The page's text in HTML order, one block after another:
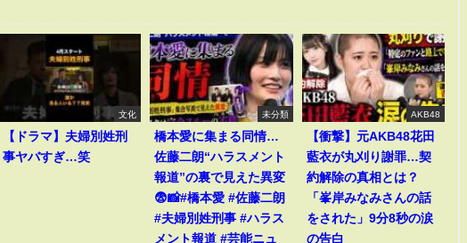
文化
【ドラマ】夫婦別姓刑
事ヤバすぎ…笑
未分類
橋本愛に集まる同情…
佐藤二朗“ハラスメント
報道”の裏で見えた異変
😨📸#橋本愛 #佐藤二朗
#夫婦別姓刑事 #ハラス
メント報道 #芸能ニュ
AKB48
【衝撃】元AKB48花田
藍衣が丸刈り謝罪…契
約解除の真相とは？
「峯岸みなみさんの話
をされた」9分8秒の涙
の告白